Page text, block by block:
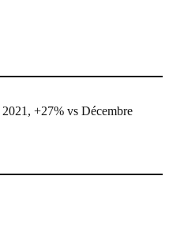
+27% vs Décembre